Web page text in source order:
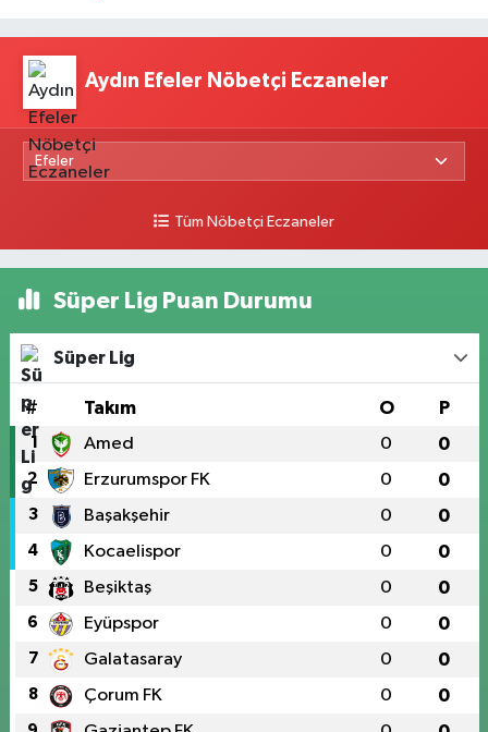
Aydın Efeler Nöbetçi Eczaneler
Tüm Nöbetçi Eczaneler
Süper Lig Puan Durumu
Süper Lig
# Takım O P
1 Amed 0 0
2 Erzurumspor FK 0 0
3 Başakşehir 0 0
4 Kocaelispor 0 0
5 Beşiktaş 0 0
6 Eyüpspor 0 0
7 Galatasaray 0 0
8 Çorum FK 0 0